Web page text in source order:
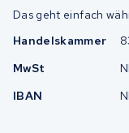
Das geht einfach
Handelskammer
MwSt
IBAN